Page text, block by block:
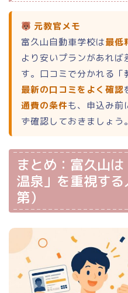
元教官メモ
富久山自動車学校は最低
より安いプランがあれ
す。口コミで分かれる「
最新の口コミをよく確認
通費の条件も、申込み前
ず確認しておきましょう。
まとめ：富久山
温泉」を重視す
第）